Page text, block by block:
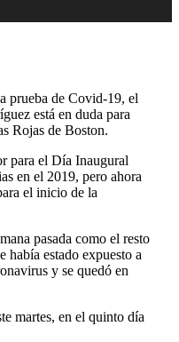
prueba de Covid-19, el
está en duda para
Rojas de Boston.
para el Día Inaugural
en el 2019, pero ahora
el inicio de la
pasada como el resto
había estado expuesto a
y se quedó en
martes, en el quinto día